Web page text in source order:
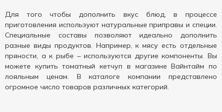
Для того чтобы дополнить вкус блюд, в процессе
приготовления используют натуральные приправы и специи.
Специальные составы позволяют идеально дополнить
разные виды продуктов. Например, к мясу есть отдельные
пряности, а к рыбе – используются другие компоненты. Вы
можете купить томатный кетчуп в магазине Вайнтайм по
лояльным ценам. В каталоге компании представлено
огромное число товаров различных категорий.